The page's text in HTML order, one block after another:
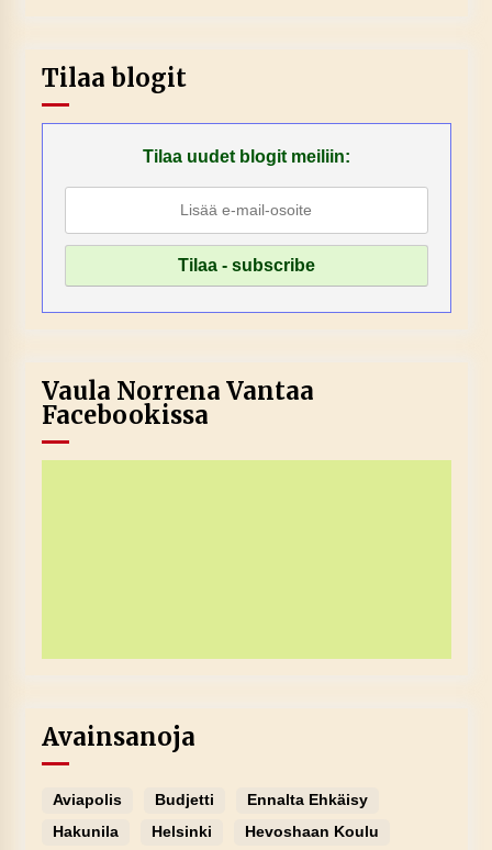
Tilaa blogit
Tilaa uudet blogit meiliin:
Vaula Norrena Vantaa
Facebookissa
Avainsanoja
Aviapolis Budjetti
Ennalta Ehkäisy
Hakunila
Helsinki
Hevoshaan Koulu